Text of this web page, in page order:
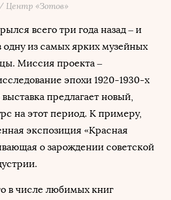
Центр «Зотов»
всего три года назад – и
одну из самых ярких музейных
Миссия проекта –
эпохи 1920-1930-х
предлагает новый,
на этот период. К примеру,
экспозиция «Красная
о зарождении советской
в числе любимых книг